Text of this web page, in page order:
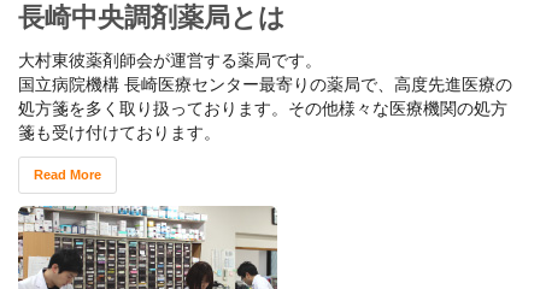
長崎中央調剤薬局とは
大村東彼薬剤師会が運営する薬局です。
国立病院機構 長崎医療センター最寄りの薬局で、高度先進医療の
処方箋を多く取り扱っております。その他様々な医療機関の処方
箋も受け付けております。
Read More